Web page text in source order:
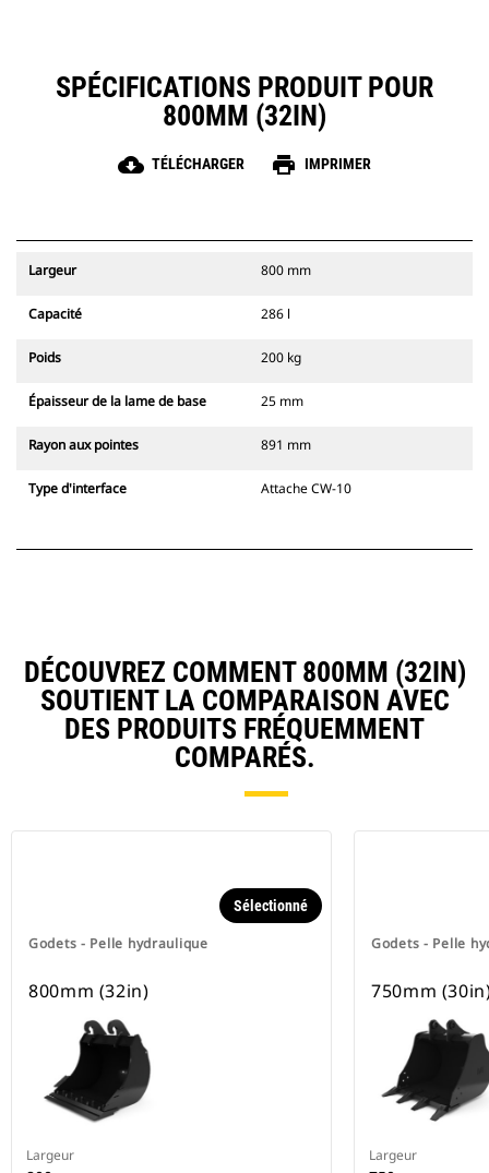
SPÉCIFICATIONS PRODUIT POUR
800MM (32IN)
cloud_download TÉLÉCHARGER print IMPRIMER
Largeur 800 mm
Capacité 286 l
Poids 200 kg
Épaisseur de la lame de base 25 mm
Rayon aux pointes 891 mm
Type d'interface Attache CW-10
DÉCOUVREZ COMMENT 800MM (32IN)
SOUTIENT LA COMPARAISON AVEC
DES PRODUITS FRÉQUEMMENT
COMPARÉS.
Godets - Pelle hydraulique
Sélectionné
800mm (32in)
Largeur
Godets - Pelle
750mm
Largeur